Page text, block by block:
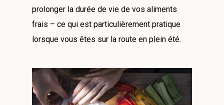
prolonger la durée de vie de vos aliments
frais – ce qui est particulièrement pratique
lorsque vous êtes sur la route en plein été.